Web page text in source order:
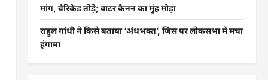
मांग, बैरिकेड तोड़े; वाटर कैनन का मुंह मोड़ा
राहुल गांधी ने किसे बताया ‘अंधभक्त’, जिस पर लोकसभा में मचा
हंगामा